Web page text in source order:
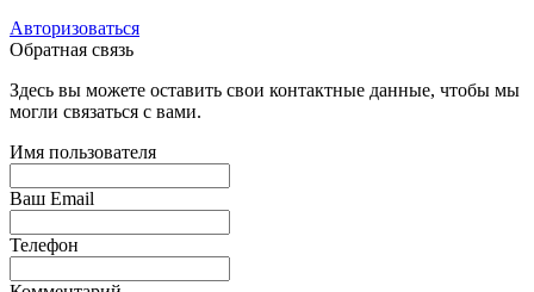
Авторизоваться
Обратная связь
Здесь вы можете оставить свои контактные данные, чтобы мы
могли связаться с вами.
Имя пользователя
Ваш Email
Телефон